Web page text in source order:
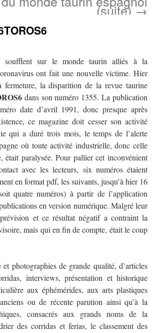
(suite)→
soufflent sur le monde taurin alliés à la
ont fait une nouvelle victime. Hier
fermeture, la disparition de la revue taurine
dans son numéro 1355. La publication
date d’avril 1991, donc presque après
ce magazine doit cesser son activité
qui a duré trois mois, le temps de l’alerte
où toute activité industrielle, donc celle
était paralysée. Pour pallier cet inconvénient
avec les lecteurs, six numéros étaient
en format pdf, les suivants, jusqu’à hier 16
quatre numéros) à partir de l’application
en version numérique. Malgré leur
et ce résultat négatif a contraint la
mais qui en fin de compte, était le coup
photographies de grande qualité, d’articles
interviews, présentation et historique
aux éphémérides, aux arts plastiques
ou de récente parution ainsi qu’à la
consacrés aux grands noms de la
des corridas et ferias, le classement des